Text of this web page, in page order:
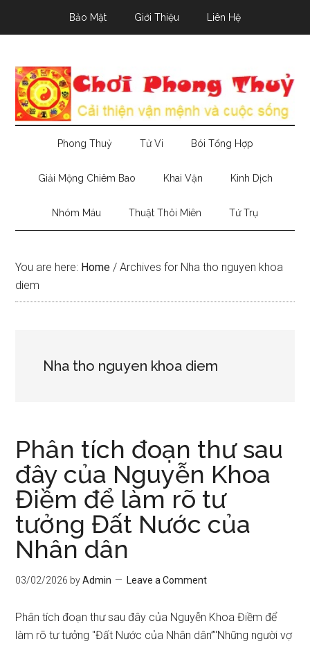
Bảo Mật Giới Thiệu Liên Hệ
Phong Thuỷ Tử Vi Bói Tổng Hợp
Giải Mộng Chiêm Bao Khai Vận Kinh Dịch
Nhóm Máu Thuật Thôi Miên Tứ Trụ
You are here: Home / Archives for Nha tho nguyen khoa
diem
Nha tho nguyen khoa diem
Phân tích đoạn thư sau
đây của Nguyễn Khoa
Điềm để làm rõ tư
tưởng Đất Nước của
Nhân dân
03/02/2026 byAdmin Leave a Comment
Phân tích đoạn thư sau đây của Nguyễn Khoa Điềm để
làm rõ tư tưởng "Đất Nước của Nhân dân”"Những người vợ